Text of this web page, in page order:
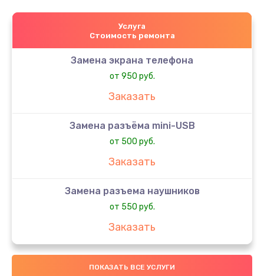
Услуга
Стоимость ремонта
Замена экрана телефона
от 950 руб.
Заказать
Замена разъёма mini-USB
от 500 руб.
Заказать
Замена разъема наушников
от 550 руб.
Заказать
Замена GSM / WiFi антенны
от 650 руб.
ПОКАЗАТЬ ВСЕ УСЛУГИ